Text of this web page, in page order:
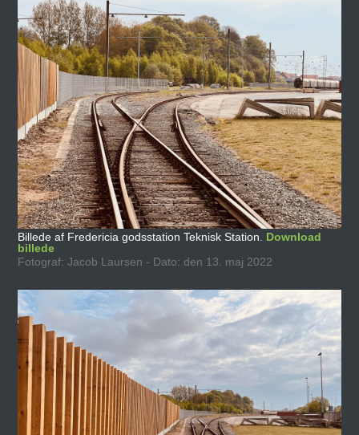
Billede af Fredericia godsstation Teknisk Station. Download
billede
Fotograf: Jacob Laursen - Dato: den 13. maj 2022